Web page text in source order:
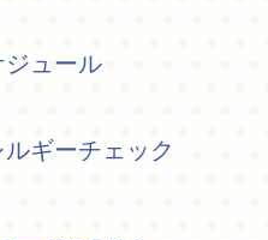
ュール
ギーチェック